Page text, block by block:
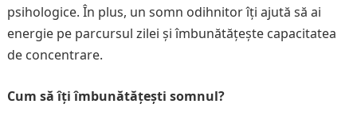
psihologice. În plus, un somn odihnitor îți ajută să ai
energie pe parcursul zilei și îmbunătățește capacitatea
de concentrare.
Cum să îți îmbunătățești somnul?